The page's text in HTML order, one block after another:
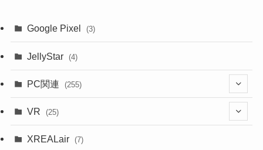
Google Pixel (3)
JellyStar (4)
PC関連 (255)
(9)
VR (25)
(18)
XREALair (7)